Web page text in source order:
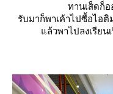
ทานเส็ดก็อ
รับมาก็พาเค้าไปซื้อไอ
ล้วพาไปลงเรียน